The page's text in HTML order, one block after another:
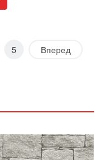
5 Вперед